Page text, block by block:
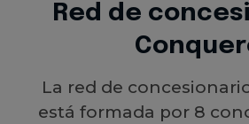
Red de
La red de
está formada por 8